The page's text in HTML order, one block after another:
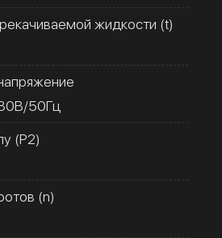
жидкости (t)
50Гц
(Р2)
(n)